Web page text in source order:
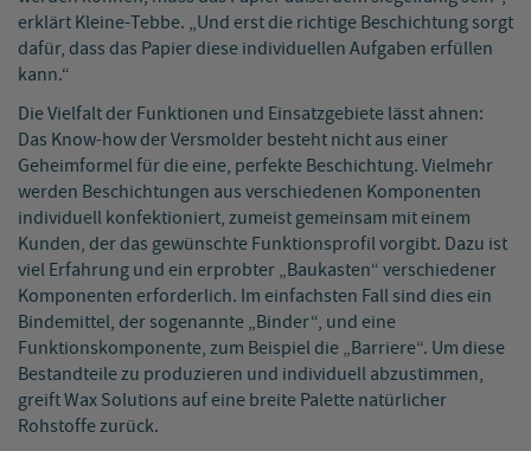
erklärt Kleine-Tebbe. „Und erst die richtige Beschichtung sorgt
dafür, dass das Papier diese individuellen Aufgaben erfüllen
kann.“
Die Vielfalt der Funktionen und Einsatzgebiete lässt ahnen:
Das Know-how der Versmolder besteht nicht aus einer
Geheimformel für die eine, perfekte Beschichtung. Vielmehr
werden Beschichtungen aus verschiedenen Komponenten
individuell konfektioniert, zumeist gemeinsam mit einem
Kunden, der das gewünschte Funktionsprofil vorgibt. Dazu ist
viel Erfahrung und ein erprobter „Baukasten“ verschiedener
Komponenten erforderlich. Im einfachsten Fall sind dies ein
Bindemittel, der sogenannte „Binder“, und eine
Funktionskomponente, zum Beispiel die „Barriere“. Um diese
Bestandteile zu produzieren und individuell abzustimmen,
greift Wax Solutions auf eine breite Palette natürlicher
Rohstoffe zurück.